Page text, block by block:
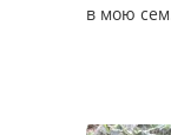
в мою